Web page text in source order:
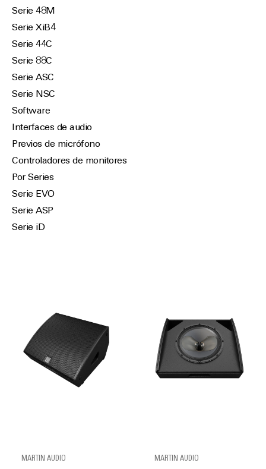
Serie 48M
Serie XiB4
Serie 44C
Serie 88C
Serie ASC
Serie NSC
Software
Interfaces de audio
Previos de micrófono
Controladores de monitores
Por Series
Serie EVO
Serie ASP
Serie iD
MARTIN AUDIO MARTIN AUDIO